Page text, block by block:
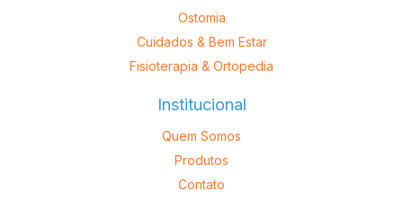
Ostomia
Cuidados & Bem Estar
Fisioterapia & Ortopedia
Institucional
Quem Somos
Produtos
Contato